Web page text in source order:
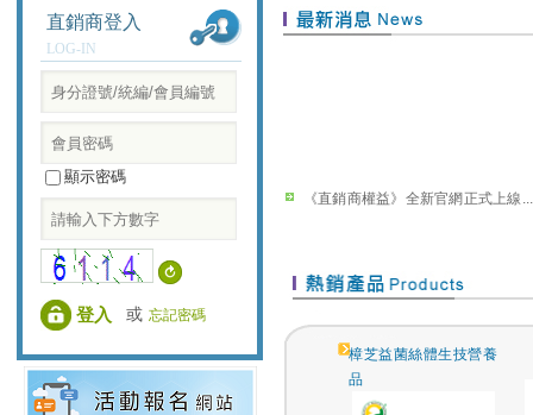
直銷商登入
LOG-IN
顯示密碼
或 忘記密碼
《直銷商權益》全新官網正式上線...
樟芝益菌絲體生技營養
品